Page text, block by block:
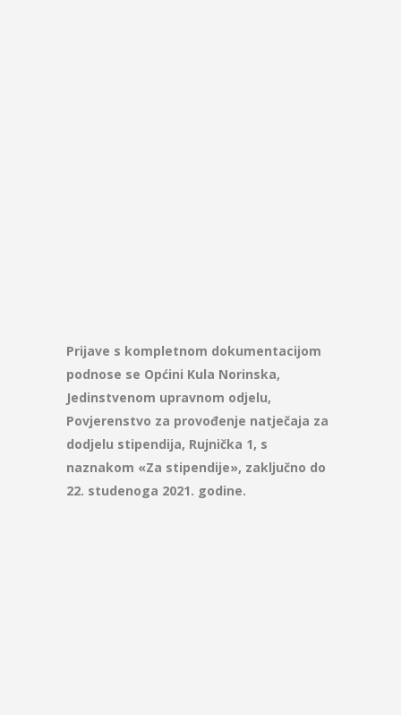
Prijave s kompletnom dokumentacijom
podnose se Općini Kula Norinska,
Jedinstvenom upravnom odjelu,
Povjerenstvo za provođenje natječaja za
dodjelu stipendija, Rujnička 1, s
naznakom «Za stipendije», zaključno do
22. studenoga 2021. godine.